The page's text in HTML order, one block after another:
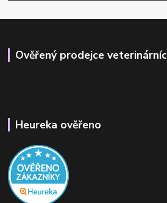
Ověřený prodejce
Heureka ověřeno